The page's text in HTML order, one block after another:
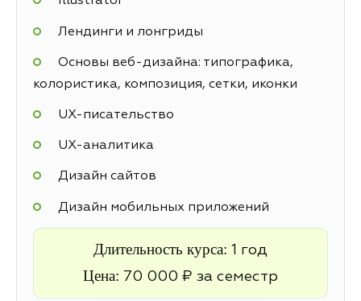
Лендинги и лонгриды
Основы веб-дизайна: типографика,
колористика, композиция, сетки, иконки
UX-писательство
UX-аналитика
Дизайн сайтов
Дизайн мобильных приложений
Длительность курса: 1 год
Цена: 70 000 ₽ за семестр